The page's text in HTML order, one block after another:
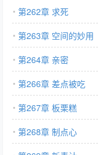
第262章 求死
第263章 空间的妙用
第264章 亲密
第266章 差点被吃
第267章 板栗糕
第268章 制点心